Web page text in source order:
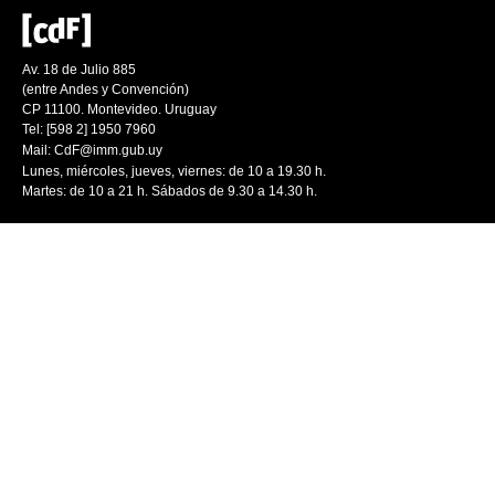
Av. 18 de Julio 885
(entre Andes y Convención)
CP 11100. Montevideo. Uruguay
Tel: [598 2] 1950 7960
Mail: CdF@imm.gub.uy
Lunes, miércoles, jueves, viernes: de 10 a 19.30 h.
Martes: de 10 a 21 h. Sábados de 9.30 a 14.30 h.